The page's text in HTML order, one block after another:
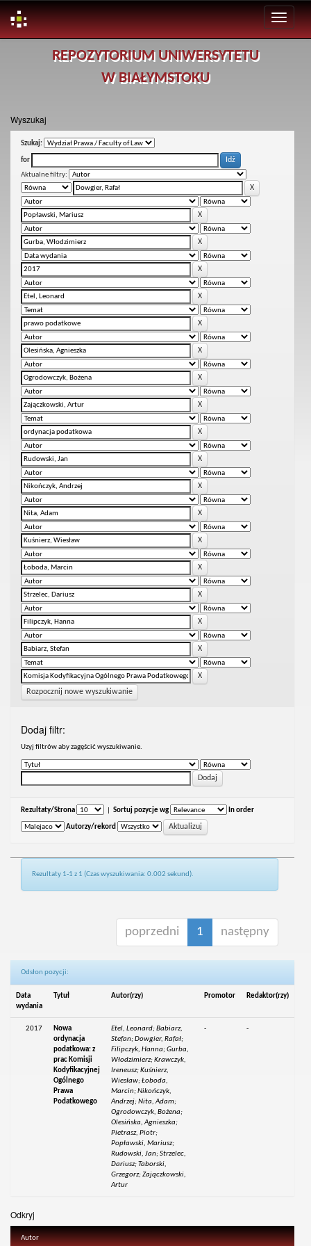
REPOZYTORIUM UNIWERSYTETU
W BIAŁYMSTOKU
Wyszukaj
Szukaj:
for
Aktualne filtry:
Rozpocznij nowe wyszukiwanie
Dodaj filtr:
Uzyj filtrów aby zagęścić wyszukiwanie.
Rezultaty/Strona Sortuj pozycje wg In order
Autorzy/rekord
Rezultaty 1-1 z 1 (Czas wyszukiwania: 0.002 sekund).
poprzedni 1 następny
Odsłon pozycji:
Data
wydania
Tytuł Autor(rzy) Promotor Redaktor(rzy)
2017
Nowa
ordynacja
podatkowa: z
prac Komisji
Kodyfikacyjnej
Ogólnego
Prawa
Podatkowego
Etel, Leonard; Babiarz,
Stefan; Dowgier, Rafał;
Filipczyk, Hanna; Gurba,
Włodzimierz; Krawczyk,
Ireneusz; Kuśnierz,
Wiesław; Łoboda,
Marcin; Nikończyk,
Andrzej; Nita, Adam;
Ogrodowczyk, Bożena;
Olesińska, Agnieszka;
Pietrasz, Piotr;
Popławski, Mariusz;
Rudowski, Jan; Strzelec,
Dariusz; Taborski,
Grzegorz; Zajączkowski,
Artur
- -
Odkryj
Autor